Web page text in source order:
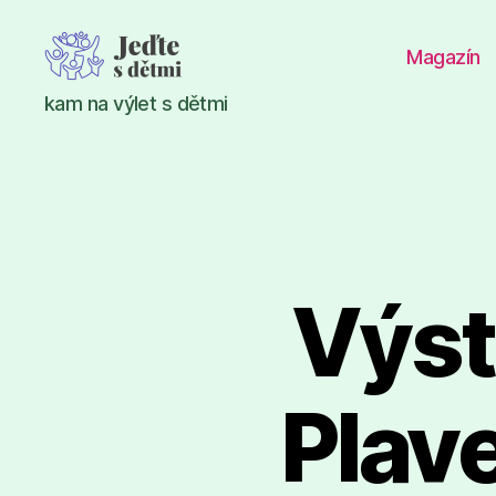
Jeďte
s
kam na výlet s dětmi
Magazín